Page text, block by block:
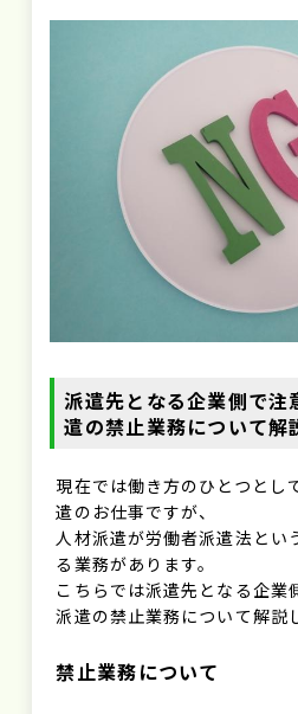
派遣先となる企業側で注
遣の禁止業務について解
現在では働き方のひとつとし
遣のお仕事ですが、
人材派遣が労働者派遣法とい
る業務があります。
こちらでは派遣先となる企業
派遣の禁止業務について解説
禁止業務について